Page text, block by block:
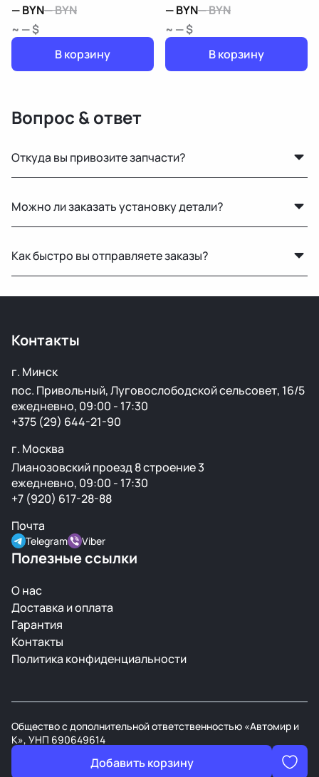
Добавить корзину
—BYN—BYN
~ — $
В корзину
—BYN—BYN
~ — $
В корзину
Вопрос & ответ
Откуда вы привозите запчасти?
проверенных аукционах в Европе, США и арабских
странах. Все детали проходят визуальный осмотр и
Можно ли заказать установку детали?
только на продаже автозапчастей.
Как быстро вы отправляете заказы?
Контакты
г. Минск
пос. Привольный, Луговослободской сельсовет, 16/5
ежедневно, 09:00 - 17:30
+375 (29) 644-21-90
г. Москва
Лианозовский проезд 8 строение 3
ежедневно, 09:00 - 17:30
+7 (920) 617-28-88
Почта
Telegram Viber
Полезные ссылки
О нас
Доставка и оплата
Гарантия
Контакты
Политика конфиденциальности
Общество с дополнительной ответственностью «Автомир и
К», УНП 690649614
В торговом реестре РБ с 21 марта 2008г.
Разработан студиейDigital Devils